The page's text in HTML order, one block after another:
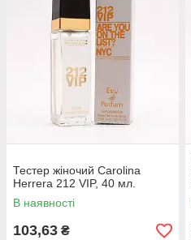
Тестер жіночий Carolina
Herrera 212 VIP, 40 мл.
В наявності
103,63 ₴